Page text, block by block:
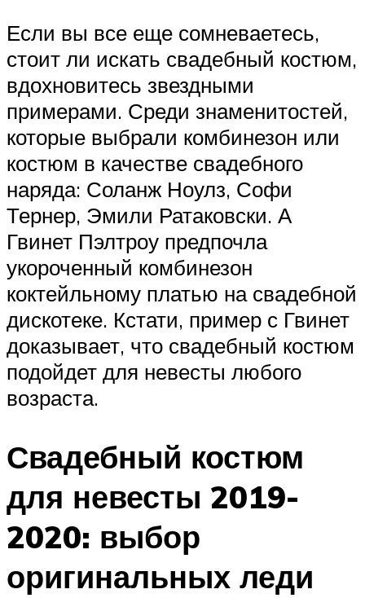
Если вы все еще сомневаетесь,
стоит ли искать свадебный костюм,
вдохновитесь звездными
примерами. Среди знаменитостей,
которые выбрали комбинезон или
костюм в качестве свадебного
наряда: Соланж Ноулз, Софи
Тернер, Эмили Ратаковски. А
Гвинет Пэлтроу предпочла
укороченный комбинезон
коктейльному платью на свадебной
дискотеке. Кстати, пример с Гвинет
доказывает, что свадебный костюм
подойдет для невесты любого
возраста.
Свадебный костюм
для невесты 2019-
2020: выбор
оригинальных леди